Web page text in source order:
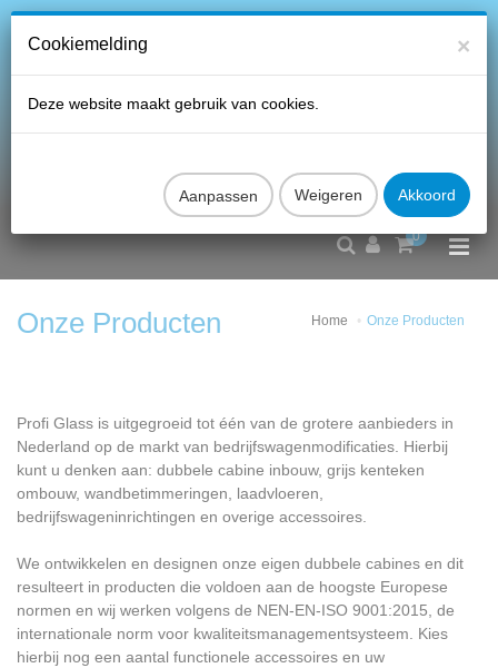
0
Home Onze Producten
Onze Producten
Profi Glass is uitgegroeid tot één van de grotere aanbieders in
Nederland op de markt van bedrijfswagenmodificaties. Hierbij
kunt u denken aan: dubbele cabine inbouw, grijs kenteken
ombouw, wandbetimmeringen, laadvloeren,
bedrijfswageninrichtingen en overige accessoires.
We ontwikkelen en designen onze eigen dubbele cabines en dit
resulteert in producten die voldoen aan de hoogste Europese
normen en wij werken volgens de NEN-EN-ISO 9001:2015, de
internationale norm voor kwaliteitsmanagementsysteem. Kies
hierbij nog een aantal functionele accessoires en uw
×
Cookiemelding
Deze website maakt gebruik van cookies.
Aanpassen